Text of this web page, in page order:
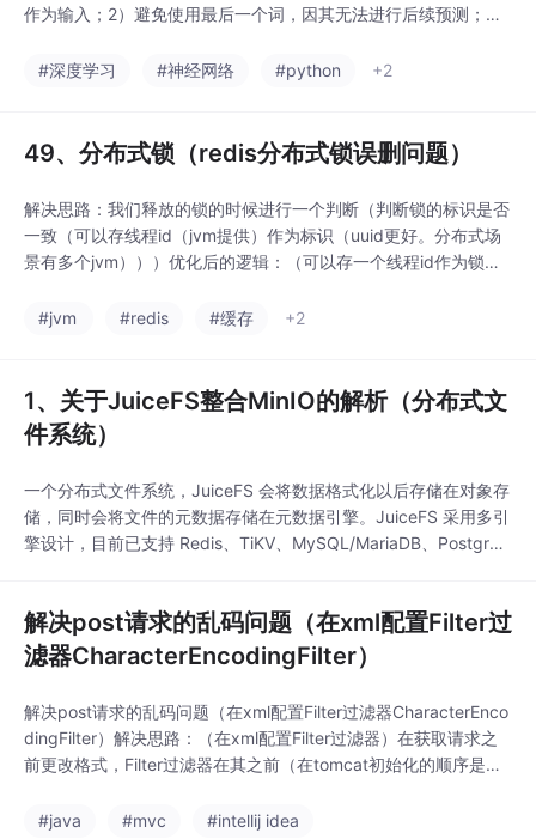
作为输入；2）避免使用最后一个词，因其无法进行后续预测；
确保了模型训练的有效性，又提高了数据处理的便捷性，为歌词生
#深度学习 #神经网络 #python +2
49、分布式锁（redis分布式锁误删问题）
解决思路：我们释放的锁的时候进行一个判断（判断锁的标识是否
一致（可以存线程id（jvm提供）作为标识（uuid更好。分布式场
景有多个jvm）））优化后的逻辑：（可以存一个线程id作为锁的
没有判断这个锁是不是自己的）优化后的业务流程：（加了锁的标
#jvm #redis #缓存 +2
1、关于JuiceFS整合MinIO的解析（分布式文
件系统）
一个分布式文件系统，JuiceFS 会将数据格式化以后存储在对象存
储，同时会将文件的元数据存储在元数据引擎。JuiceFS 采用多引
擎设计，目前已支持 Redis、TiKV、MySQL/MariaDB、PostgreS
解决post请求的乱码问题（在xml配置Filter过
滤器CharacterEncodingFilter）
解决post请求的乱码问题（在xml配置Filter过滤器CharacterEnco
dingFilter）解决思路：（在xml配置Filter过滤器）在获取请求之
前更改格式，Filter过滤器在其之前（在tomcat初始化的顺序是监
这里是请求格式 *这里是设置响应编码的（这样输出才为不是乱
#java #mvc #intellij idea